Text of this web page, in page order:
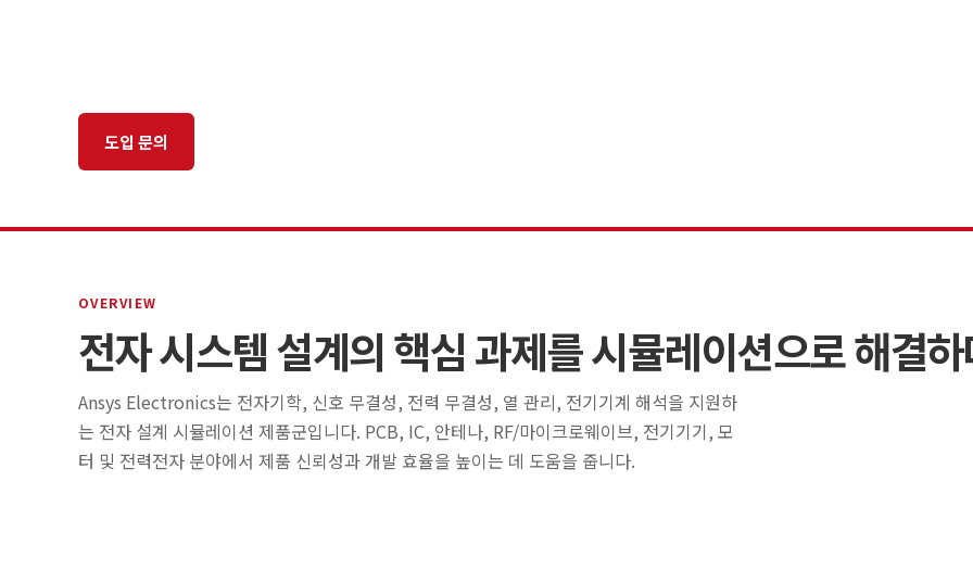
도입 문의
OVERVIEW
전자 시스템 설계의 핵심 과제를 시뮬레이션으로 해결
Ansys Electronics는 전자기학, 신호 무결성, 전력 무결성, 열 관리, 전기기계 해석을 지원하
는 전자 설계 시뮬레이션 제품군입니다. PCB, IC, 안테나, RF/마이크로웨이브, 전기기기, 모
터 및 전력전자 분야에서 제품 신뢰성과 개발 효율을 높이는 데 도움을 줍니다.